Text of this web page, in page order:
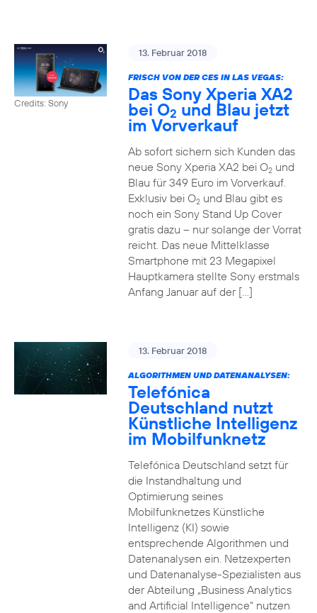
Credits: Sony
13. Februar 2018
FRISCH VON DER CES IN LAS VEGAS:
Das Sony Xperia XA2
bei O2 und Blau jetzt
im Vorverkauf
Ab sofort sichern sich Kunden das
neue Sony Xperia XA2 bei O2und
Blau für 349 Euro im Vorverkauf.
Exklusiv bei O2und Blau gibt es
noch ein Sony Stand Up Cover
gratis dazu – nur solange der Vorrat
reicht. Das neue Mittelklasse
Smartphone mit 23 Megapixel
Hauptkamera stellte Sony erstmals
Anfang Januar auf der […]
13. Februar 2018
ALGORITHMEN UND DATENANALYSEN:
Telefónica
Deutschland nutzt
Künstliche Intelligenz
im Mobilfunknetz
Telefónica Deutschland setzt für
die Instandhaltung und
Optimierung seines
Mobilfunknetzes Künstliche
Intelligenz (KI) sowie
entsprechende Algorithmen und
Datenanalysen ein. Netzexperten
und Datenanalyse-Spezialisten aus
der Abteilung „Business Analytics
and Artificial Intelligence“ nutzen